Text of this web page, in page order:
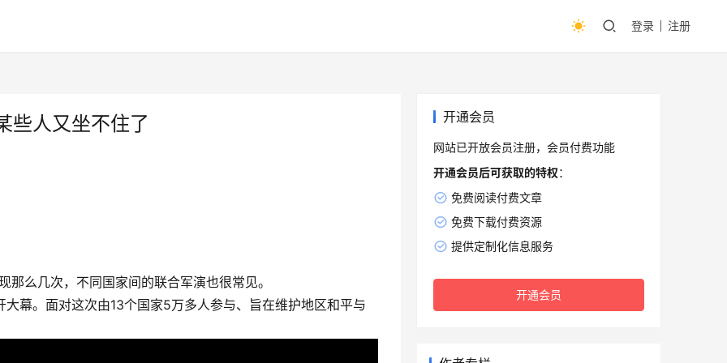
登录 注册
些人又坐不住了
么几次，不同国家间的联合军演也很常见。
幕。面对这次由13个国家5万多人参与、旨在维护地区和平与
开通会员
网站已开放会员注册，会员付费功能
开通会员后可获取的特权：
免费阅读付费文章
免费下载付费资源
提供定制化信息服务
开通会员